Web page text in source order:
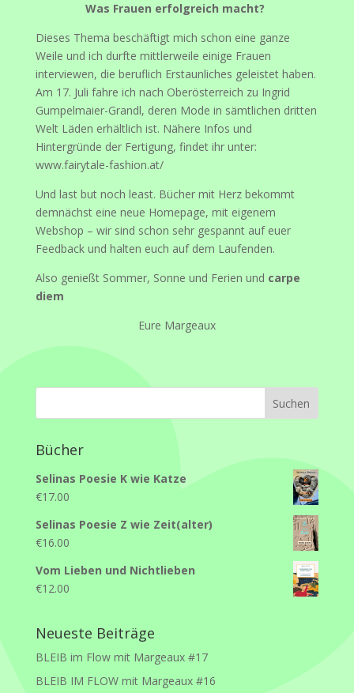
Was Frauen erfolgreich macht?
Dieses Thema beschäftigt mich schon eine ganze
Weile und ich durfte mittlerweile einige Frauen
interviewen, die beruflich Erstaunliches geleistet haben.
Am 17. Juli fahre ich nach Oberösterreich zu Ingrid
Gumpelmaier-Grandl, deren Mode in sämtlichen dritten
Welt Läden erhältlich ist. Nähere Infos und
Hintergründe der Fertigung, findet ihr unter:
www.fairytale-fashion.at/
Und last but noch least. Bücher mit Herz bekommt
demnächst eine neue Homepage, mit eigenem
Webshop – wir sind schon sehr gespannt auf euer
Feedback und halten euch auf dem Laufenden.
Also genießt Sommer, Sonne und Ferien und carpe
diem
Eure Margeaux
Bücher
Selinas Poesie K wie Katze
€17.00
Selinas Poesie Z wie Zeit(alter)
€16.00
Vom Lieben und Nichtlieben
€12.00
Neueste Beiträge
BLEIB im Flow mit Margeaux #17
BLEIB IM FLOW mit Margeaux #16